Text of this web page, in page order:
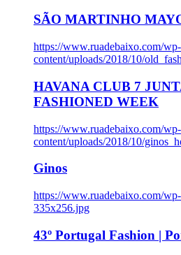
SÃO MARTINHO
https://www.ruadebaixo.com/wp-
content/uploads/2018/10/
HAVANA CLUB 7
FASHIONED WEEK
https://www.ruadebaixo.com/wp-
content/uploads/2018/10/
Ginos
https://www.ruadebaixo.com/
335x256.jpg
43º Portugal Fashion |